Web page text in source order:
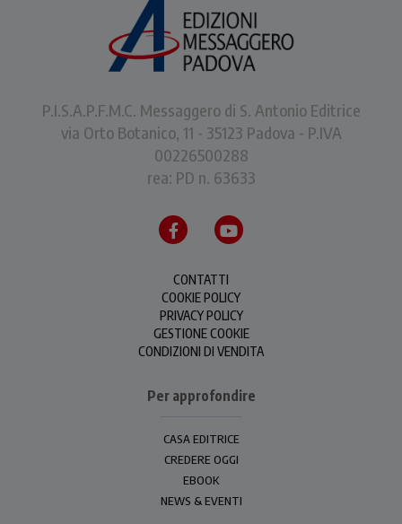
P.I.S.A.P.F.M.C. Messaggero di S. Antonio Editrice
via Orto Botanico, 11 - 35123 Padova - P.IVA
00226500288
rea: PD n. 63633
CONTATTI
COOKIE POLICY
PRIVACY POLICY
GESTIONE COOKIE
CONDIZIONI DI VENDITA
Per approfondire
CASA EDITRICE
CREDERE OGGI
EBOOK
NEWS & EVENTI